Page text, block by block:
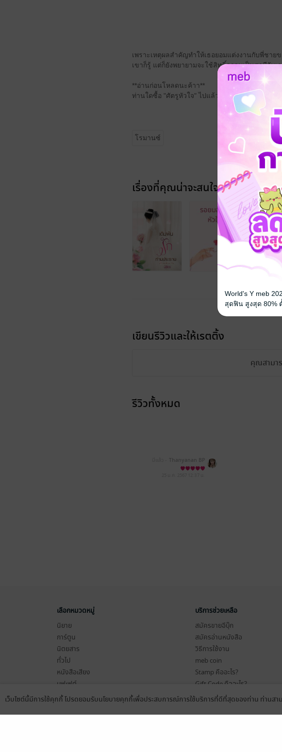
เพราะเหตุผลสำคัญทำให้เธอยอมแต่งงานกับพี่ชาย
เขาก็รู้ แต่ก็ยังพยายามจะใช้สิทธิ์ความเป็นสามีกับเ
**อ่านก่อนโหลดนะค้าา**
ท่านใดซื้อ "ศัตรูหัวใจ" ไปแล้ว ไม่ต้องซื้อซ้ำจ้าาา
โรมานซ์
เรื่องที่คุณน่าจะสนใจ
เขียนรีวิวและให้เรตติ้ง
คุณสามา
รีวิวทั้งหมด
Thanyanan BP
เลือกหมวดหมู่
นิยาย
การ์ตูน
นิตยสาร
ทั่วไป
หนังสือเสียง
บุฟเฟต์
บริการช่วยเหลือ
สมัครขายอีบุ๊ก
สมัครอ่านหนังสือ
วิธีการใช้งาน
meb coin
Stamp คืออะไร?
Gift Code คืออะไร?
เงื่อนไขในการใช้บริการ
เว็บไซต์นี้มีการใช้คุกกี้ โปรดยอมรับนโยบายคุกกี้เพื่อประสบการณ์การใช้บริการที่ดีที่สุดของท่าน ท่าน
World's Y meb
สุดฟิน สูงสุด 80%